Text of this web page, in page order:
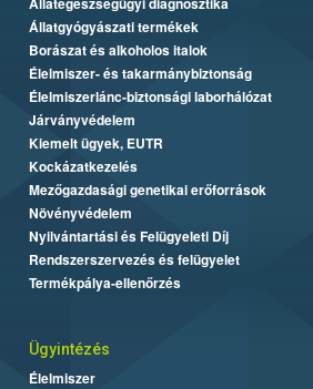
Állatgyógyászati termékek
Borászat és alkoholos italok
Élelmiszer- és takarmánybiztonság
Élelmiszerlánc-biztonsági laborhálózat
Járványvédelem
Kiemelt ügyek, EUTR
Kockázatkezelés
Mezőgazdasági genetikai erőforrások
Növényvédelem
Nyilvántartási és Felügyeleti Díj
Rendszerszervezés és felügyelet
Termékpálya-ellenőrzés
Ügyintézés
Élelmiszer